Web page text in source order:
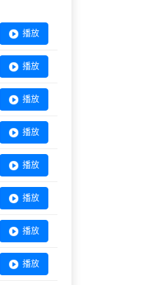
播放
播放
播放
播放
播放
播放
播放
播放